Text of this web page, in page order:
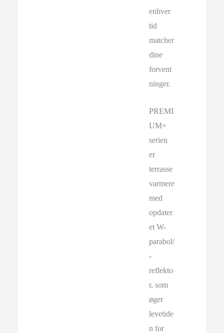
enhver
tid
matcher
dine
forvent
ninger.
PREMI
UM+
serien
er
terrasse
varmere
med
opdater
et W-
parabol/
-
reflekto
r, som
øger
levetide
n for